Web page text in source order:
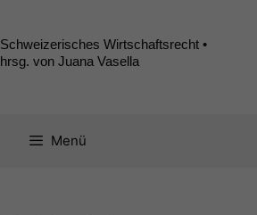
Schweizerisches Wirtschaftsrecht •
hrsg. von Juana Vasella
Menü